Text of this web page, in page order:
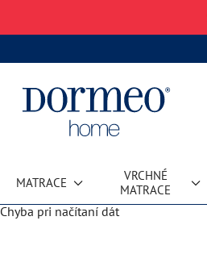
MATRACE
VRCHNÉ
MATRACE
Chyba pri načítaní dát